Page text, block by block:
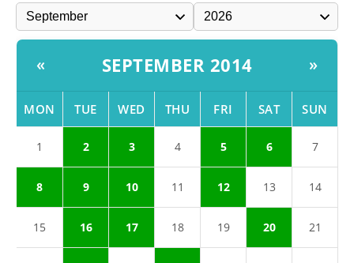
« SEPTEMBER 2014 »
MON TUE WED THU FRI SAT SUN
1 2 3 4 5 6 7
8 9 10 11 12 13 14
15 16 17 18 19 20 21